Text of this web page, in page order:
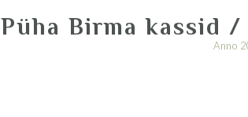
Püha Birma kassid /
Anno